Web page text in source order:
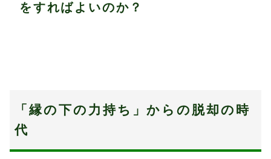
をすればよいのか？
「縁の下の力持ち」からの脱却の時
代